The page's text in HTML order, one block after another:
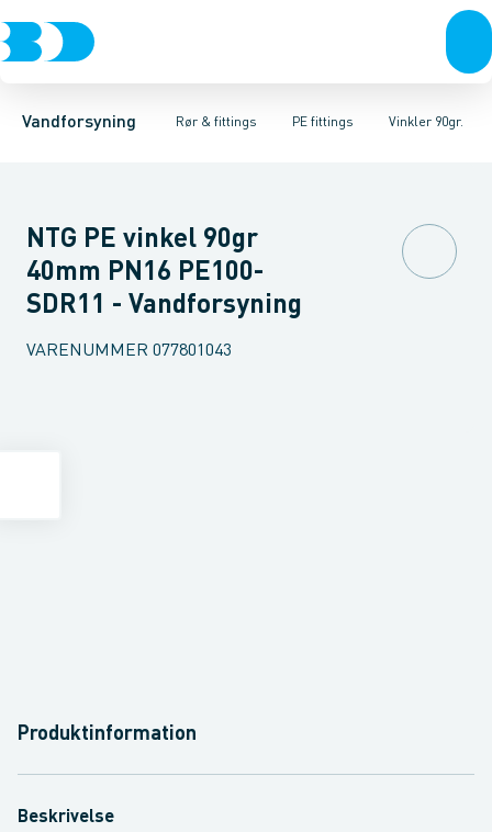
Vandforsyning Rør & fittings
Rør & fittingsKoblinger & anboringerMuffer, klemmer &
PE fittings
PE rørPE EL fittingsPE fittings Duktiljern fittingsVinkler 90gr.
Vinkler 90gr.Vinkler 60gr.Vinkler 45gr.Vinkler 30gr.Vinkler
NTG PE vinkel 90gr
40mm PN16 PE100-
SDR11 - Vandforsyning
VARENUMMER 077801043
Produktinformation
Beskrivelse